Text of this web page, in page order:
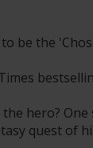
be the
hero?
quest of